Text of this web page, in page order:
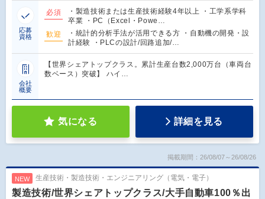
応募
資格
必須
・製造技術または生産技術経験4年以上 ・工学系学科
卒業 ・PC（Excel・Powe…
歓迎
・統計的分析手法が活用できる方 ・自動機の開発・設
計経験 ・PLCの設計/回路追加/…
会社
概要
【世界シェアトップクラス。累計生産台数2,000万台（車両台
数ベース）突破】 ハイ…
気になる 詳細を見る
掲載期間：26/08/07～26/08/26
NEW 生産技術・製造技術・エンジニアリング（電気・電子）
製造技術/世界シェアトップクラス/大手自動車100％出